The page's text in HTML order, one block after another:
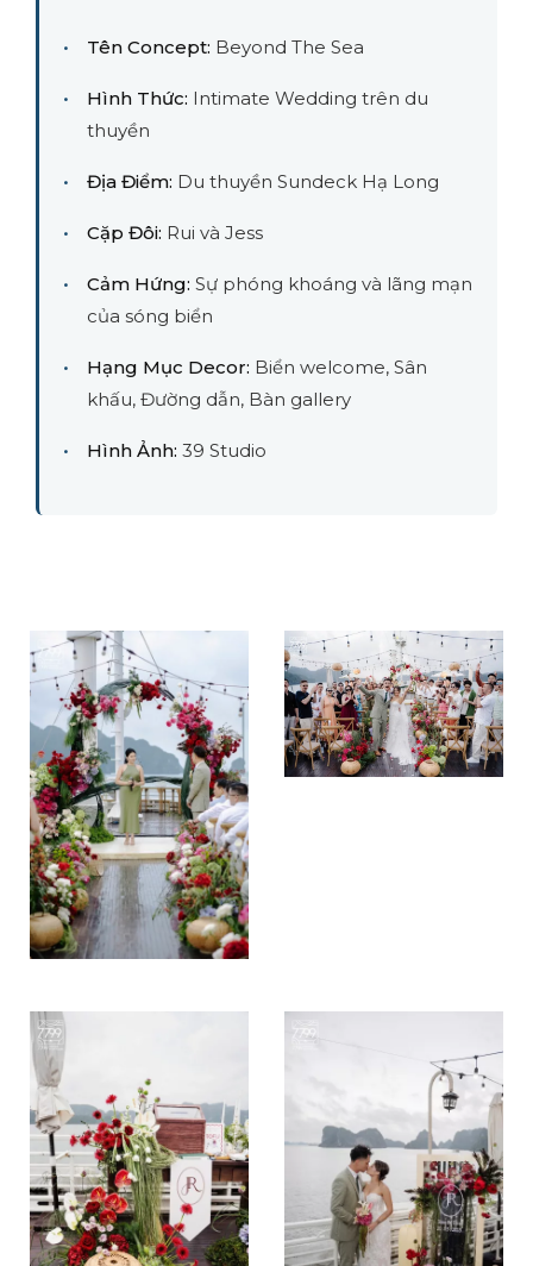
Tên Concept: Beyond The Sea
Hình Thức: Intimate Wedding trên du
thuyền
Địa Điểm: Du thuyền Sundeck Hạ Long
Cặp Đôi: Rui và Jess
Cảm Hứng: Sự phóng khoáng và lãng mạn
của sóng biển
Hạng Mục Decor: Biển welcome, Sân
khấu, Đường dẫn, Bàn gallery
Hình Ảnh: 39 Studio